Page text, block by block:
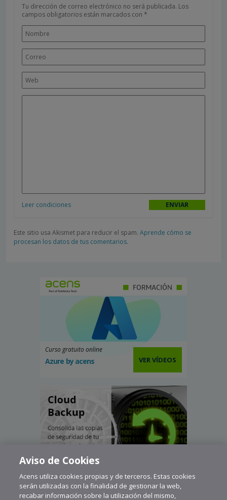
Tu dirección de correo electrónico no será publicada. Los
campos obligatorios están marcados con *
Leer condiciones
Este sitio usa Akismet para reducir el spam. Aprende cómo se
procesan los datos de tus comentarios.
Curso gratuito online
Azure by acens VER VÍDEOS
Aviso de Cookies
Acens utiliza cookies propias y de terceros. Estas cookies
serán utilizadas con la finalidad de gestionar la web,
recabar información sobre la utilización del mismo,